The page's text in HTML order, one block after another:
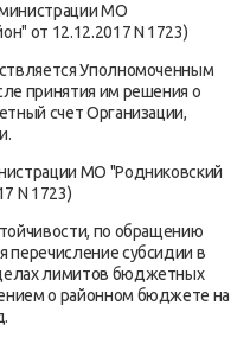
МО
от 12.12.2017 N 1723)
Уполномоченным
принятия им решения о
счет Организации,
МО "Родниковский
N 1723)
по обращению
перечисление субсидии в
лимитов бюджетных
о районном бюджете на